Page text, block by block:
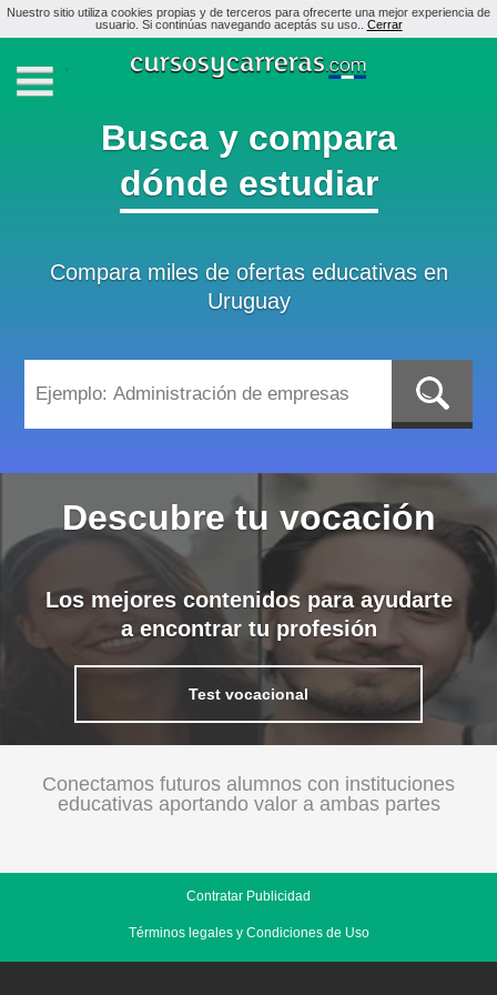
Nuestro sitio utiliza cookies propias y de terceros para ofrecerte una mejor experiencia de
usuario. Si continúas navegando aceptás su uso.. Cerrar
Busca y compara
dónde estudiar
Compara miles de ofertas educativas en
Uruguay
Descubre tu vocación
Los mejores contenidos para ayudarte
a encontrar tu profesión
Test vocacional
Conectamos futuros alumnos con instituciones
educativas aportando valor a ambas partes
Contratar Publicidad
Términos legales y Condiciones de Uso